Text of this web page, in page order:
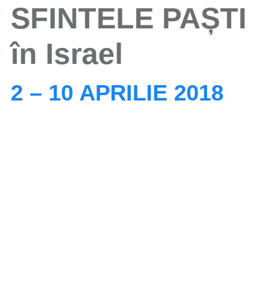
SFINTELE PAȘTI
​în ​Israel
2 – 10 APRILIE 2018